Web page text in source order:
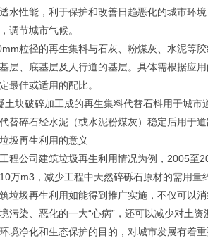
水性能，利于保护和改善日趋恶化的城市环
调节城市气候。
径的再生集料与石灰、粉煤灰、水泥等胶
层、底基层及人行道的基层。具体需根据应
最佳或适用的配比。
破碎加工成的再生集料代替石料用于城市
替碎石经水泥（或水泥粉煤灰）稳定后用于
再生利用的意义
司建筑垃圾再生利用情况为例，2005至
万m3，减少工程中天然碎砾石原材的需用量
再生利用如能得到推广实施，不仅可以消
污染、恶化的一大“心病”，还可以减少对土
境净化和生态保护的目的，对城市发展有着